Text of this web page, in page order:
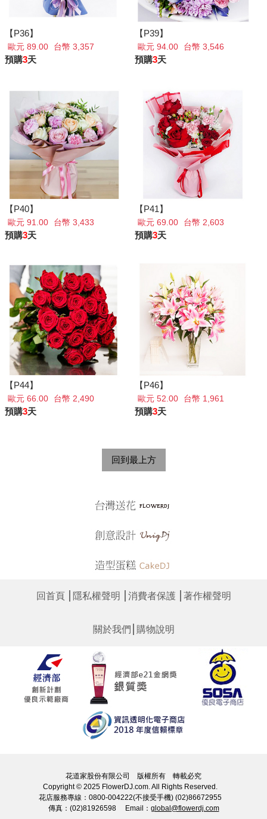
【P36】
歐元 89.00 台幣 3,357
預購3天
【P39】
歐元 94.00 台幣 3,546
預購3天
【P40】
歐元 91.00 台幣 3,433
預購3天
【P41】
歐元 69.00 台幣 2,603
預購3天
【P44】
歐元 66.00 台幣 2,490
預購3天
【P46】
歐元 52.00 台幣 1,961
預購3天
回到最上方
回首頁│ 隱私權聲明 消費者保護│ 著作權聲明
關於我們 購物說明
花道家股份有限公司 版權所有 轉載必究
Copyright © 2025 FlowerDJ.com. All Rights Reserved.
花店服務專線：0800-004222(不接受手機) (02)86672955
傳真：(02)81926598 Email： global@flowerdj.com